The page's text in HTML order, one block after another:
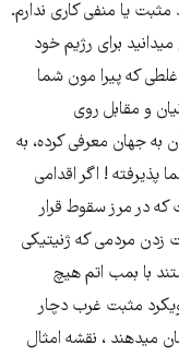
مثبت یا منفی کاری ندارم.
برای رژیم خود
غلطی که پیرا مون شما
و مقابل روی
به جهان معرفی کرده، به
پذیرفته ! اگر اقدامی
در مرز سقوط قرار
زدن مردمی که ژنیتیکی
با بمب اتم هیچ
مثبت غرب دچار
میدهند ، نقشه امثال